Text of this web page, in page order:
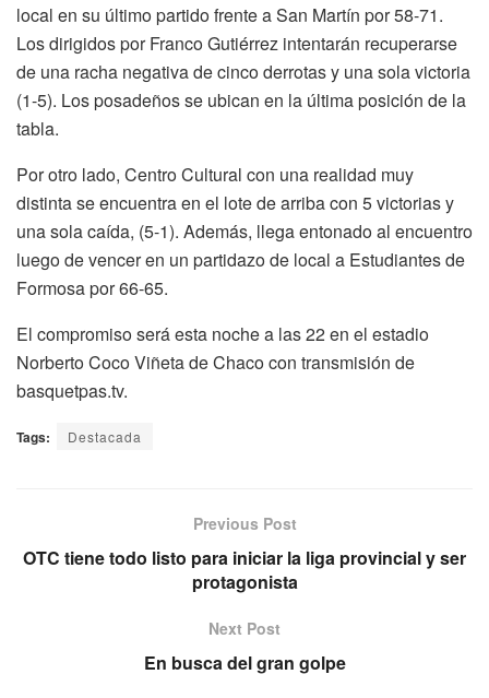
local en su último partido frente a San Martín por 58-71.
Los dirigidos por Franco Gutiérrez intentarán recuperarse
de una racha negativa de cinco derrotas y una sola victoria
(1-5). Los posadeños se ubican en la última posición de la
tabla.
Por otro lado, Centro Cultural con una realidad muy
distinta se encuentra en el lote de arriba con 5 victorias y
una sola caída, (5-1). Además, llega entonado al encuentro
luego de vencer en un partidazo de local a Estudiantes de
Formosa por 66-65.
El compromiso será esta noche a las 22 en el estadio
Norberto Coco Viñeta de Chaco con transmisión de
basquetpas.tv.
Tags: Destacada
Previous Post
OTC tiene todo listo para iniciar la liga provincial y ser
protagonista
Next Post
En busca del gran golpe